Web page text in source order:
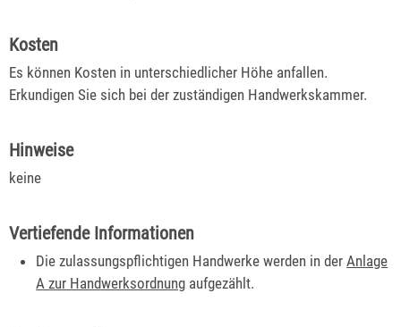
Kosten
Es können Kosten in unterschiedlicher Höhe anfallen.
Erkundigen Sie sich bei der zuständigen Handwerkskammer.
Hinweise
keine
Vertiefende Informationen
Die zulassungspflichtigen Handwerke werden in derAnlage
A zur Handwerksordnung aufgezählt.